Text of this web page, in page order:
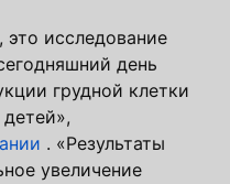
это исследование
день
грудной клетки
. «Результаты
увеличение